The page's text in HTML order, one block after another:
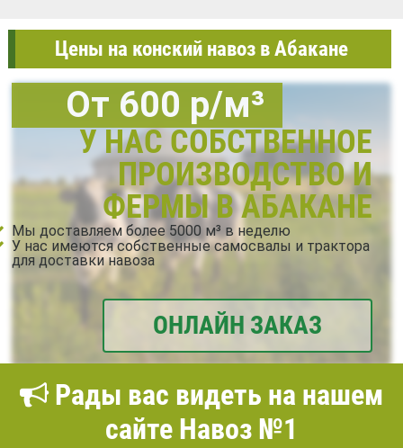
Цены на конский навоз в Абакане
От 600 р/м³
У НАС СОБСТВЕННОЕ
ПРОИЗВОДСТВО И
ФЕРМЫ В АБАКАНЕ
Мы доставляем более 5000 м³ в неделю
У нас имеются собственные самосвалы и трактора
для доставки навоза
ОНЛАЙН ЗАКАЗ
Рады вас видеть на нашем
сайте Навоз №1